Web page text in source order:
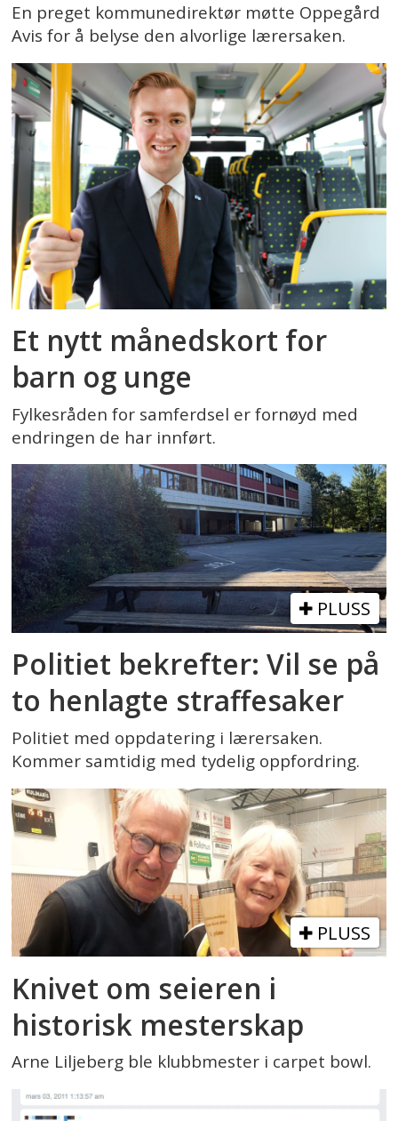
En preget kommunedirektør møtte Oppegård
Avis for å belyse den alvorlige lærersaken.
Et nytt månedskort for
barn og unge
Fylkesråden for samferdsel er fornøyd med
endringen de har innført.
PLUSS
Politiet bekrefter: Vil se på
to henlagte straffesaker
Politiet med oppdatering i lærersaken.
Kommer samtidig med tydelig oppfordring.
PLUSS
Knivet om seieren i
historisk mesterskap
Arne Liljeberg ble klubbmester i carpet bowl.